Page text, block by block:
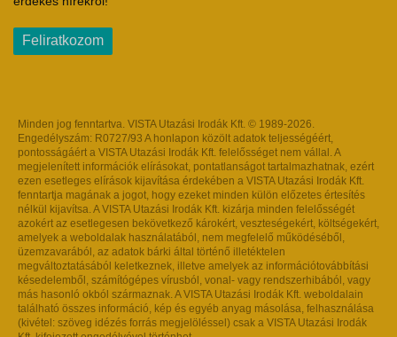
Feliratkozom
Minden jog fenntartva. VISTA Utazási Irodák Kft. © 1989-2026.
Engedélyszám: R0727/93 A honlapon közölt adatok teljességéért,
pontosságáért a VISTA Utazási Irodák Kft. felelősséget nem vállal. A
megjelenített információk elírásokat, pontatlanságot tartalmazhatnak, ezért
ezen esetleges elírások kijavítása érdekében a VISTA Utazási Irodák Kft.
fenntartja magának a jogot, hogy ezeket minden külön előzetes értesítés
nélkül kijavítsa. A VISTA Utazási Irodák Kft. kizárja minden felelősségét
azokért az esetlegesen bekövetkező károkért, veszteségekért, költségekért,
amelyek a weboldalak használatából, nem megfelelő működéséből,
üzemzavarából, az adatok bárki által történő illetéktelen
megváltoztatásából keletkeznek, illetve amelyek az információtovábbítási
késedelemből, számítógépes vírusból, vonal- vagy rendszerhibából, vagy
más hasonló okból származnak. A VISTA Utazási Irodák Kft. weboldalain
található összes információ, kép és egyéb anyag másolása, felhasználása
(kivétel: szöveg idézés forrás megjelöléssel) csak a VISTA Utazási Irodák